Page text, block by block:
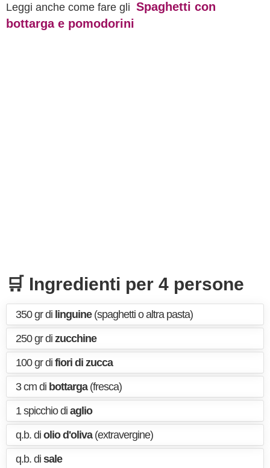
Leggi anche come fare gli Spaghetti con
bottarga e pomodorini
🛒 Ingredienti per 4 persone
350 gr di linguine(spaghetti o altra pasta)
250 gr di zucchine
100 gr di fiori di zucca
3 cm di bottarga(fresca)
1 spicchio di aglio
q.b. di olio d'oliva(extravergine)
q.b. di sale